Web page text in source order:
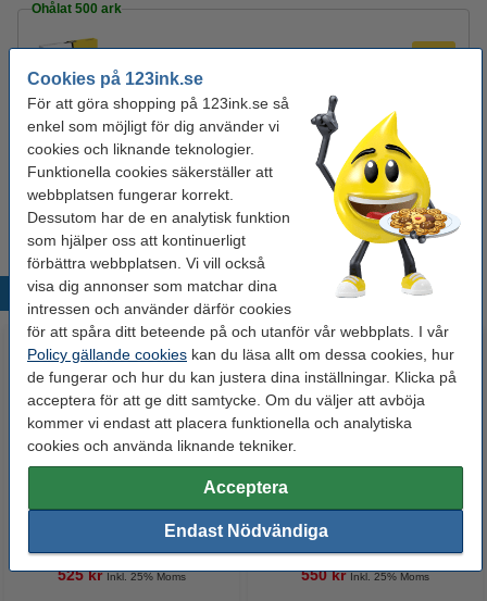
Cookies på 123ink.se
För att göra shopping på 123ink.se så
enkel som möjligt för dig använder vi
cookies och liknande teknologier.
Funktionella cookies säkerställer att
webbplatsen fungerar korrekt.
Dessutom har de en analytisk funktion
som hjälper oss att kontinuerligt
förbättra webbplatsen. Vi vill också
visa dig annonser som matchar dina
intressen och använder därför cookies
för att spåra ditt beteende på och utanför vår webbplats. I vår
Policy gällande cookies kan du läsa allt om dessa cookies, hur
de fungerar och hur du kan justera dina inställningar. Klicka på
acceptera för att ge ditt samtycke. Om du väljer att avböja
kommer vi endast att placera funktionella och analytiska
cookies och använda liknande tekniker.
Acceptera
Endast Nödvändiga
Ohålat 500 ark
80 kr
Hålat 500 ark
Kopieringspapper A4 80g HÅLAT | Zoom | 500
85 kr
Populära produkter
kapacitet (varumärket 123ink)
525 kr Inkl. 25% Moms
Future PREMIUM | 2,500 ark
550 kr Inkl. 25% Moms